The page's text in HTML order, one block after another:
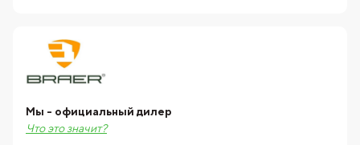
Мы - официальный дилер
Что это значит?